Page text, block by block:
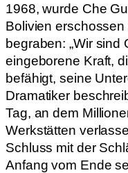
1968, wurde Che
Bolivien
begraben: „Wir sind
eingeborene Kraft,
befähigt, seine
Dramatiker
Tag, an dem
Werkstätten
Schluss mit der
Anfang vom Ende